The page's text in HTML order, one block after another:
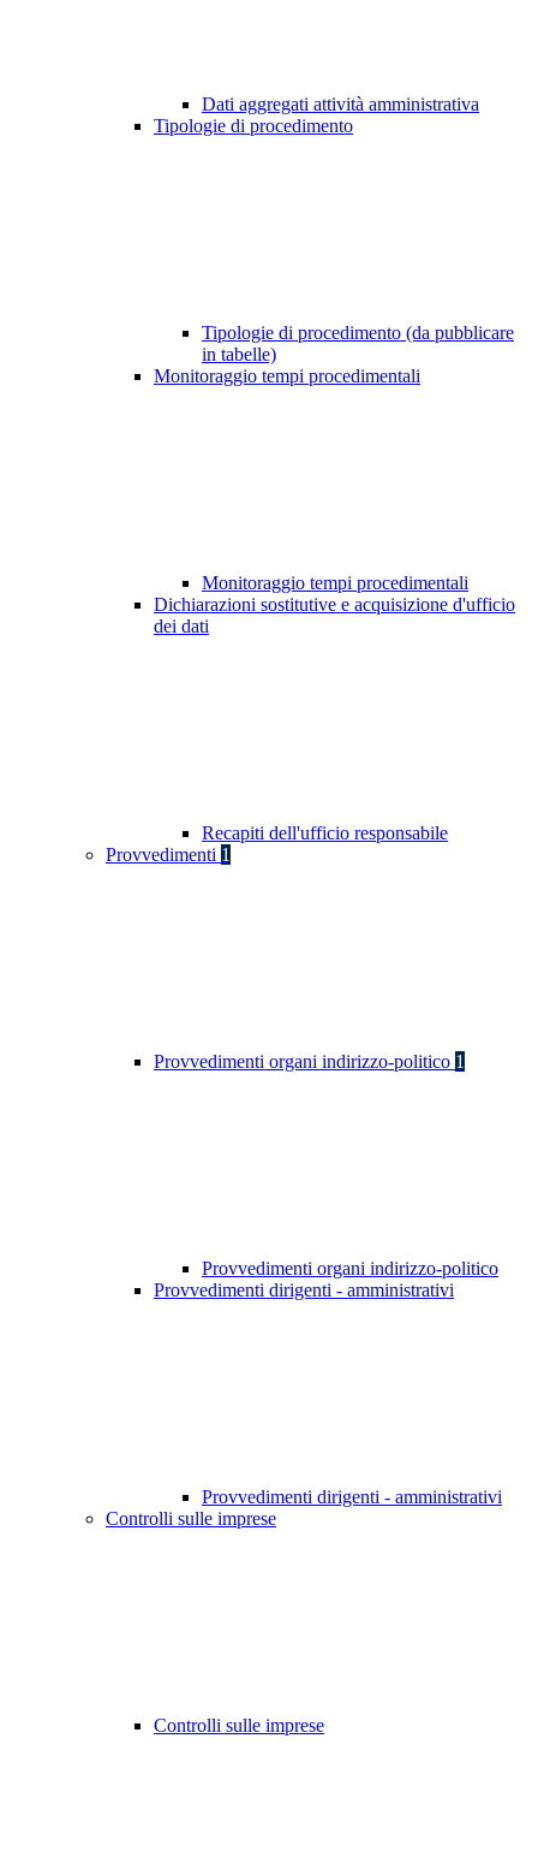
Dati aggregati attività amministrativa
Tipologie di procedimento
Tipologie di procedimento (da pubblicare
in tabelle)
Monitoraggio tempi procedimentali
Monitoraggio tempi procedimentali
Dichiarazioni sostitutive e acquisizione d'ufficio
dei dati
Recapiti dell'ufficio responsabile
Provvedimenti 1
Provvedimenti organi indirizzo-politico 1
Provvedimenti organi indirizzo-politico
Provvedimenti dirigenti - amministrativi
Provvedimenti dirigenti - amministrativi
Controlli sulle imprese
Controlli sulle imprese